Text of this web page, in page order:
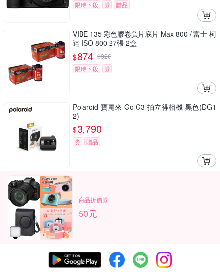
限時下殺
券 贈品
VIBE 135 彩色膠卷負片底片 Max 800 / 富士 柯
達 ISO 800 27張 2盒
$874 $920
限時下殺
券
Polaroid 寶麗來 Go G3 拍立得相機 黑色(DG1
2)
$3,790
券 贈品
商品折價券
50元